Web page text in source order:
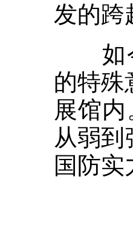
发的跨
如今
的特殊
展馆
从弱
国防实